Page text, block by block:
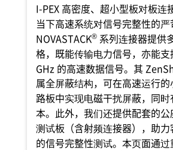
I-PEX高密度、超小型板对板连
当下高速系统对信号完整性的严
NOVASTACK®系列连接器提供
格，既能传输电力信号，亦能
GHz 的高速数据信号。其
属全屏蔽结构，可在高速运行
路板中实现电磁干扰屏蔽，同
本。此外，我们还提供配套的
测试板（含射频连接器），助
的信号完整性测试。本页面通